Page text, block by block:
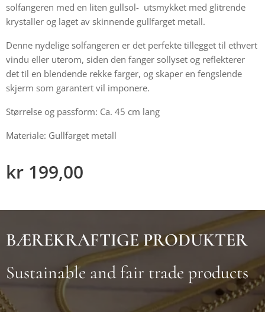
solfangeren med en liten gullsol- utsmykket med glitrende
krystaller og laget av skinnende gullfarget metall.
Denne nydelige solfangeren er det perfekte tillegget til ethvert
vindu eller uterom, siden den fanger sollyset og reflekterer
det til en blendende rekke farger, og skaper en fengslende
skjerm som garantert vil imponere.
Størrelse og passform: Ca. 45 cm lang
Materiale: Gullfarget metall
kr 199,00
BÆREKRAFTIGE PRODUKTER
Sustainable and fair trade products